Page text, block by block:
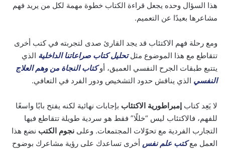
هذا السؤال وحده يجعل قراءة الكتاب خطوة مهمة لكل من يريد فهم
مشاعرها بعيدًا عن التعميم.
ومع رحلة فهم الاكتئاب قد يجد القارئ صدى لتجربته في كتب أخرى
تتقاطع مع هذا الموضوع مثلتحليل كتاب صراعاتنا الداخلية الذي
يتتبع طبقات الجرح النفسي العميق، أوكتاب النجاة من وهم العلاج
النفسي الذي يناقش حدود التشخيص ودور الفرد في التعافي.
لا يَعِد كتاب إمبراطورية الاكتئاب بإجابات نهائية لكنه يفتح بابًا واسعًا
للفهم، فالاكتئاب ليس “خللًا” فقط هو سردية طويلة تتقاطع فيها
التجارب الفردية مع تحوّلات المجتمعات. وعلى نجوم الكتب نضع هذا
العمل معكتب علم نفس أخرى تساعدك على رؤية مشاعرك بوضوح